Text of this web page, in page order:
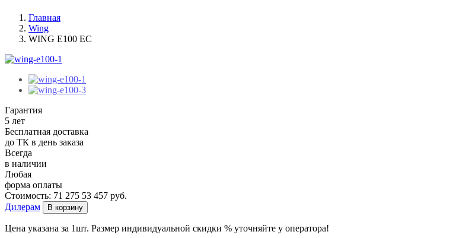
Главная
Wing
WING E100 EC
Гарантия
5 лет
Бесплатная доставка
до ТК в день заказа
Всегда
в наличии
Любая
форма оплаты
Стоимость: 71 275 53 457 руб.
Дилерам
В корзину
Цена указана за 1шт. Размер индивидуальной скидки % уточняйте у оператора!